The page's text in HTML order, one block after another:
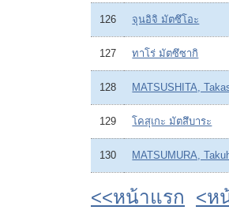
126 จุนอิจิ มัตซึโอะ
127 ทาโร่ มัตซึซากิ
128 MATSUSHITA,
129 โคสุเกะ มัตสึบาระ
130 MATSUMURA,
<<หน้าแรก <ห